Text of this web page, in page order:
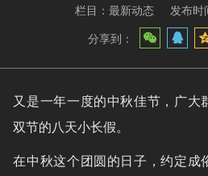
栏目：最新动态
发布时
分享到：
又是一年一度的中秋佳节，广大
双节的八天小长假。
在中秋这个团圆的日子，约定成